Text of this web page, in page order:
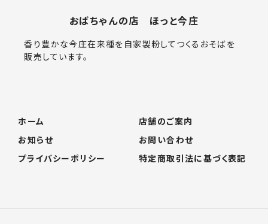
おばちゃんの店 ほっと今庄
香り豊かな今庄在来種を自家製粉してつくるおそばを
販売しています。
ホーム
店舗のご案内
お知らせ
お問い合わせ
プライバシーポリシー
特定商取引法に基づく表記